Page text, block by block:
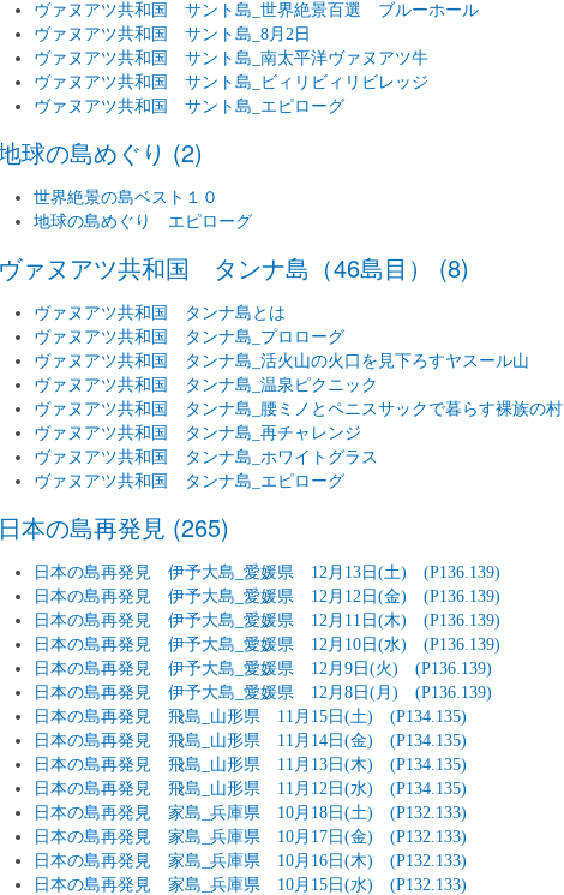
ヴァヌアツ共和国 サント島_世界絶景百選 ブルーホール
ヴァヌアツ共和国 サント島_8月2日
ヴァヌアツ共和国 サント島_南太平洋ヴァヌアツ牛
ヴァヌアツ共和国 サント島_ビィリビィリビレッジ
ヴァヌアツ共和国 サント島_エピローグ
球の島めぐり (2)
世界絶景の島ベスト１０
地球の島めぐり エピローグ
ヴァヌアツ共和国 タンナ島（46島目） (8)
ヴァヌアツ共和国 タンナ島とは
ヴァヌアツ共和国 タンナ島_プロローグ
ヴァヌアツ共和国 タンナ島_活火山の火口を見下ろすヤスール山
ヴァヌアツ共和国 タンナ島_温泉ピクニック
ヴァヌアツ共和国 タンナ島_腰ミノとペニスサックで暮らす裸族の村
ヴァヌアツ共和国 タンナ島_再チャレンジ
ヴァヌアツ共和国 タンナ島_ホワイトグラス
ヴァヌアツ共和国 タンナ島_エピローグ
日本の島再発見 (265)
日本の島再発見 伊予大島_愛媛県 12月13日(土) (P136.139)
日本の島再発見 伊予大島_愛媛県 12月12日(金) (P136.139)
日本の島再発見 伊予大島_愛媛県 12月11日(木) (P136.139)
日本の島再発見 伊予大島_愛媛県 12月10日(水) (P136.139)
日本の島再発見 伊予大島_愛媛県 12月9日(火) (P136.139)
日本の島再発見 伊予大島_愛媛県 12月8日(月) (P136.139)
日本の島再発見 飛島_山形県 11月15日(土) (P134.135)
日本の島再発見 飛島_山形県 11月14日(金) (P134.135)
日本の島再発見 飛島_山形県 11月13日(木) (P134.135)
日本の島再発見 飛島_山形県 11月12日(水) (P134.135)
日本の島再発見 家島_兵庫県 10月18日(土) (P132.133)
日本の島再発見 家島_兵庫県 10月17日(金) (P132.133)
日本の島再発見 家島_兵庫県 10月16日(木) (P132.133)
日本の島再発見 家島_兵庫県 10月15日(水) (P132.133)